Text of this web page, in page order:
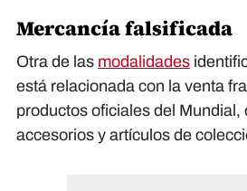
Mercancía falsificada
Otra de las modalidades
está relacionada con la venta
productos oficiales del Mundial,
accesorios y artículos de